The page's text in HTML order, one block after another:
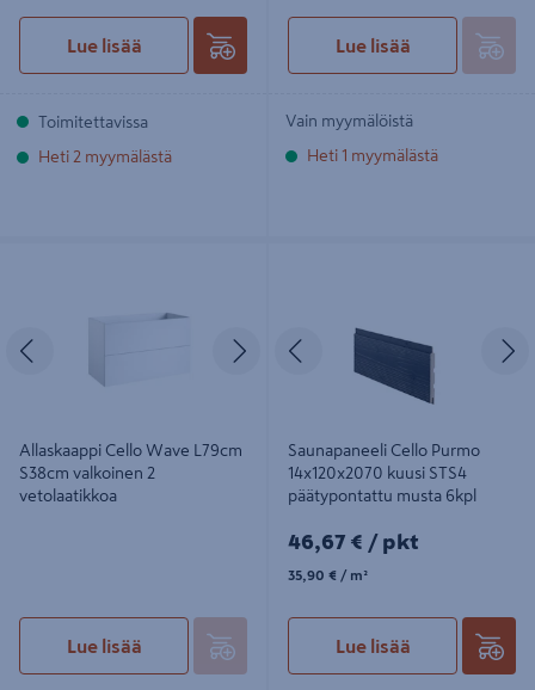
Lue lisää
Toimitettavissa
Heti 2 myymälästä
Lue lisää
Vain myymälöistä
Heti 1 myymälästä
Seuraava
Allaskaappi Cello Wave L79cm
S38cm valkoinen 2
vetolaatikkoa
Lue lisää
Edellinen
Saunapaneeli Cello Purmo
14x120x2070 kuusi STS4
päätypontattu musta 6kpl
46,67€/pkt
46,67 € / pkt
35,90€/m²
35,90 € / m²
Lue lisää